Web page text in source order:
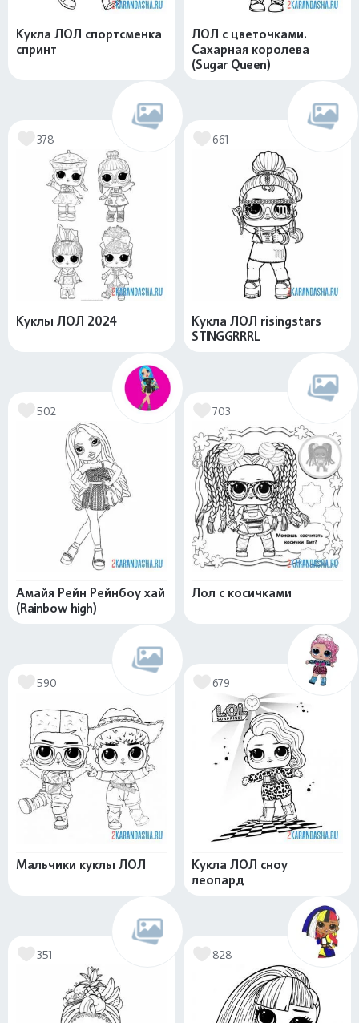
Кукла ЛОЛ спортсменка
спринт
ЛОЛ с цветочками.
Сахарная королева
(Sugar Queen)
378
Куклы ЛОЛ 2024
661
Кукла ЛОЛ risingstars
STINGGRRRL
502
Амайя Рейн Рейнбоу хай
(Rainbow high)
703
Лол с косичками
590
Мальчики куклы ЛОЛ
679
Кукла ЛОЛ сноу
леопард
351 828